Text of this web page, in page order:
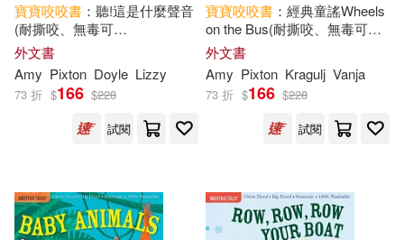
寶寶咬咬書 ：聽!這是什麼聲音
(耐撕咬、無毒可
洗)Indestructibles: Hear the
Sounds (High Color High
Contrast): Chew Proof - Rip
Proof - Nontoxic
外文書
Amy Pixton Doyle Lizzy
73 折 $166 $228
試閱
寶寶咬咬書 ：經典童謠Wheels
on the Bus(耐撕咬、無毒可
洗)Indestructibles
外文書
Amy Pixton Kragulj Vanja
73 折 $166 $228
試閱